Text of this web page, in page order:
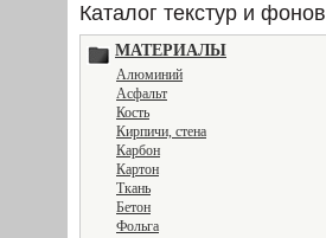
Каталог текстур и фонов
МАТЕРИАЛЫ
Алюминий
Асфальт
Кость
Кирпичи, стена
Карбон
Картон
Ткань
Бетон
Фольга